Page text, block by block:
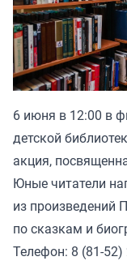
6 июня в 12:00 в
детской
акция,
Юные читатели
из произведений
по сказкам и
Телефон: 8 (81-52)